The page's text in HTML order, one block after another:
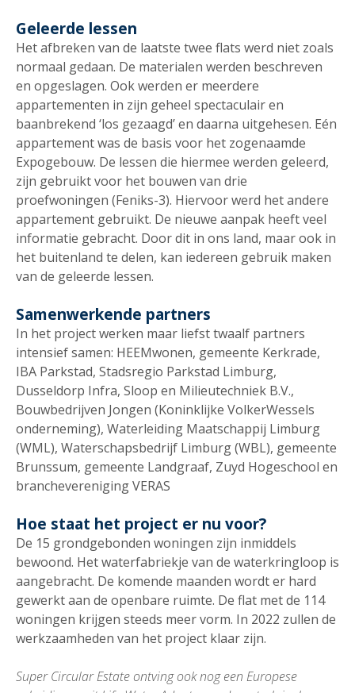
Geleerde lessen
Het afbreken van de laatste twee flats werd niet zoals
normaal gedaan. De materialen werden beschreven
en opgeslagen. Ook werden er meerdere
appartementen in zijn geheel spectaculair en
baanbrekend ‘los gezaagd’ en daarna uitgehesen. Eén
appartement was de basis voor het zogenaamde
Expogebouw. De lessen die hiermee werden geleerd,
zijn gebruikt voor het bouwen van drie
proefwoningen (Feniks-3). Hiervoor werd het andere
appartement gebruikt. De nieuwe aanpak heeft veel
informatie gebracht. Door dit in ons land, maar ook in
het buitenland te delen, kan iedereen gebruik maken
van de geleerde lessen.
Samenwerkende partners
In het project werken maar liefst twaalf partners
intensief samen: HEEMwonen, gemeente Kerkrade,
IBA Parkstad, Stadsregio Parkstad Limburg,
Dusseldorp Infra, Sloop en Milieutechniek B.V.,
Bouwbedrijven Jongen (Koninklijke VolkerWessels
onderneming), Waterleiding Maatschappij Limburg
(WML), Waterschapsbedrijf Limburg (WBL), gemeente
Brunssum, gemeente Landgraaf, Zuyd Hogeschool en
branchevereniging VERAS
Hoe staat het project er nu voor?
De 15 grondgebonden woningen zijn inmiddels
bewoond. Het waterfabriekje van de waterkringloop is
aangebracht. De komende maanden wordt er hard
gewerkt aan de openbare ruimte. De flat met de 114
woningen krijgen steeds meer vorm. In 2022 zullen de
werkzaamheden van het project klaar zijn.
Super Circular Estate ontving ook nog een Europese